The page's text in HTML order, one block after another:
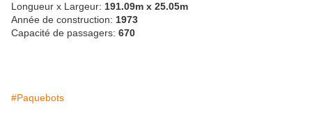
Longueur x Largeur: 191.09m x 25.05m
Année de construction: 1973
Capacité de passagers: 670
#Paquebots